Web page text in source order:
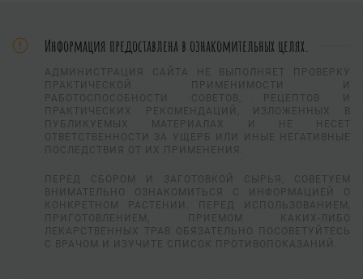
Информация предоставлена в ознакомительных целях.
АДМИНИСТРАЦИЯ САЙТА НЕ ВЫПОЛНЯЕТ ПРОВЕРКУ
ПРАКТИЧЕСКОЙ ПРИМЕНИМОСТИ И
РАБОТОСПОСОБНОСТИ СОВЕТОВ, РЕЦЕПТОВ И
ПРАКТИЧЕСКИХ РЕКОМЕНДАЦИЙ, ИЗЛОЖЕННЫХ В
ПУБЛИКУЕМЫХ МАТЕРИАЛАХ И НЕ НЕСЕТ
ОТВЕТСТВЕННОСТИ ЗА УЩЕРБ ИЛИ ИНЫЕ НЕГАТИВНЫЕ
ПОСЛЕДСТВИЯ ОТ ИХ ПРИМЕНЕНИЯ.
ПЕРЕД СБОРОМ И ЗАГОТОВКОЙ СЫРЬЯ, СОВЕТУЕМ
ВНИМАТЕЛЬНО ОЗНАКОМИТЬСЯ С ИНФОРМАЦИЕЙ О
КОНКРЕТНОМ РАСТЕНИИ. ПЕРЕД ИСПОЛЬЗОВАНИЕМ,
ПРИГОТОВЛЕНИЕМ, ПРИЕМОМ КАКИХ-ЛИБО
ЛЕКАРСТВЕННЫХ ТРАВ ОБЯЗАТЕЛЬНО ПОСОВЕТУЙТЕСЬ
С ВРАЧОМ И ИЗУЧИТЕ СПИСОК ПРОТИВОПОКАЗАНИЙ.